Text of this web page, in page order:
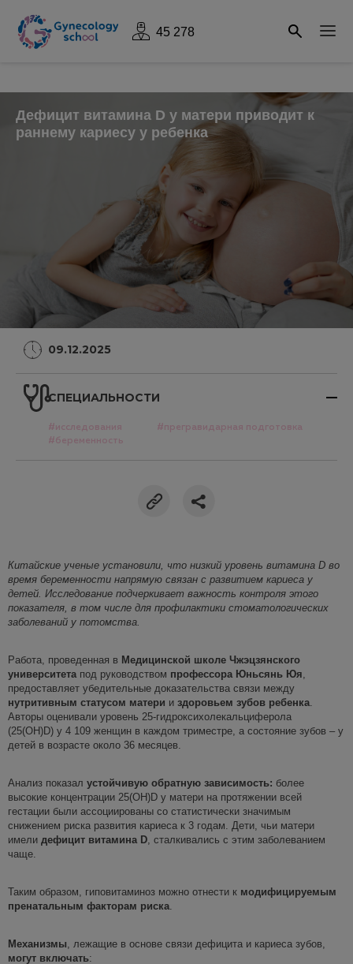
45 278
Дефицит витамина D у матери приводит к
раннему кариесу у ребенка
09.12.2025
СПЕЦИАЛЬНОСТИ
#исследования
#прегравидарная подготовка
#беременность
Китайские ученые установили, что низкий уровень витамина D во
время беременности напрямую связан с развитием кариеса у
детей. Исследование подчеркивает важность контроля этого
показателя, в том числе для профилактики стоматологических
заболеваний у потомства.
Работа, проведенная в Медицинской школе Чжэцзянского
университета под руководством профессора Юньсянь Юя
предоставляет убедительные доказательства связи между
нутритивным статусом матери и здоровьем зубов ребенка
Авторы оценивали уровень 25-гидроксихолекальциферола
(25(OH)D) у 4 109 женщин в каждом триместре, а состояние зубов – у
детей в возрасте около 36 месяцев.
Анализ показал устойчивую обратную зависимость: более
высокие концентрации 25(OH)D у матери на протяжении всей
гестации были ассоциированы со статистически значимым
снижением риска развития кариеса к 3 годам. Дети, чьи матери
имели дефицит витамина D , сталкивались с этим заболеванием
чаще.
Таким образом, гиповитаминоз можно отнести к модифицируемым
пренатальным факторам риска
Механизмы , лежащие в основе связи дефицита и кариеса зубов,
могут включать: